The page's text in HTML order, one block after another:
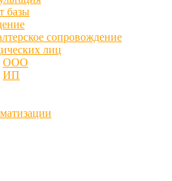
базы
сопровождение
лиц
ООО
ИП